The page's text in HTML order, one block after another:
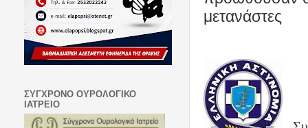
μετανάστες
ΣΥΓΧΡΟΝΟ ΟΥΡΟΛΟΓΙΚΟ
ΙΑΤΡΕΙΟ